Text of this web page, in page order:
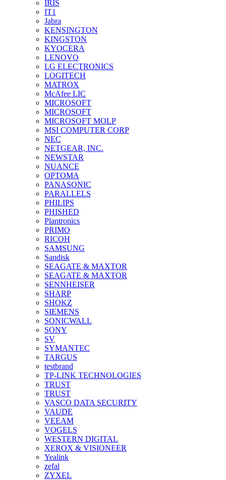
IRIS
IT1
Jabra
KENSINGTON
KINGSTON
KYOCERA
LENOVO
LG ELECTRONICS
LOGITECH
MATROX
McAfee LIC
MICROSOFT
MICROSOFT
MICROSOFT MOLP
MSI COMPUTER CORP
NEC
NETGEAR, INC.
NEWSTAR
NUANCE
OPTOMA
PANASONIC
PARALLELS
PHILIPS
PHISHED
Plantronics
PRIMO
RICOH
SAMSUNG
Sandisk
SEAGATE & MAXTOR
SEAGATE & MAXTOR
SENNHEISER
SHARP
SHOKZ
SIEMENS
SONICWALL
SONY
SV
SYMANTEC
TARGUS
testbrand
TP-LINK TECHNOLOGIES
TRUST
TRUST
VASCO DATA SECURITY
VAUDE
VEEAM
VOGELS
WESTERN DIGITAL
XEROX & VISIONEER
Yealink
zefal
ZYXEL